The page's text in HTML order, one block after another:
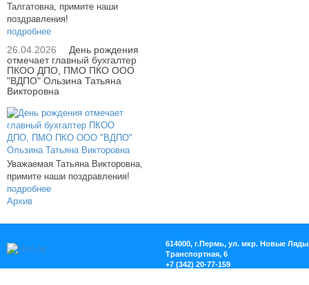
Талгатовна, примите наши
поздравления!
подробнее
26.04.2026
День рождения
отмечает главный бухгалтер
ПКОО ДПО, ПМО ПКО ООО
"ВДПО" Ользина Татьяна
Викторовна
Уважаемая Татьяна Викторовна,
примите наши поздравления!
подробнее
Архив
614000, г.Пермь, ул. мкр. Новые
Транспортная, 6
+7 (342) 20-77-159